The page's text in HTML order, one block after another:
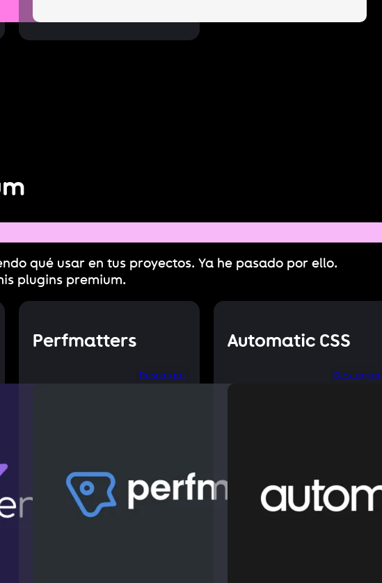
qué usar en tus proyectos. Ya he pasado por ello.
plugins premium.
Perfmatters
Descargar
Automatic CSS
Descargar